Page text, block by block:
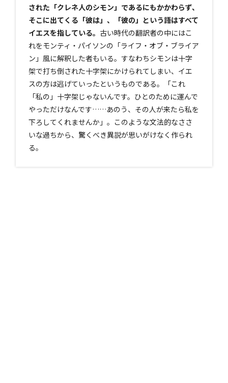
された「クレネ人のシモン」であるにもかかわらず、
そこに出てくる「彼は」、「彼の」という語はすべて
イエスを指している。 古い時代の翻訳者の中にはこ
れをモンティ・パイソンの「ライフ・オブ・ブライア
ン」風に解釈した者もいる。すなわちシモンは十字
架で打ち倒された十字架にかけられてしまい、イエ
スの方は逃げていったというものである。「これ
「私の」十字架じゃないんです。ひとのために運んで
やっただけなんです……あのう、その人が来たら私を
下ろしてくれませんか」。このような文法的なささ
いな過ちから、驚くべき異説が思いがけなく作られ
る。